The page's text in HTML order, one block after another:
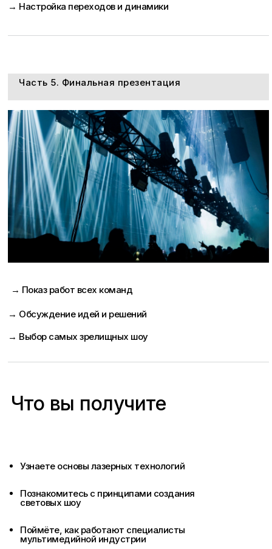
→ Настройка переходов и динамики
→ Показ работ всех команд
Часть 5. Финальная презентация
→ Обсуждение идей и решений
→ Выбор самых зрелищных шоу
Узнаете основы лазерных технологий
Познакомитесь с принципами создания
световых шоу
Поймёте, как работают специалисты
мультимедийной индустрии
Что вы получите